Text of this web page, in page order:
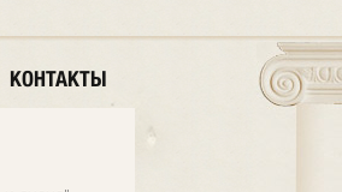
КОНТАКТЫ